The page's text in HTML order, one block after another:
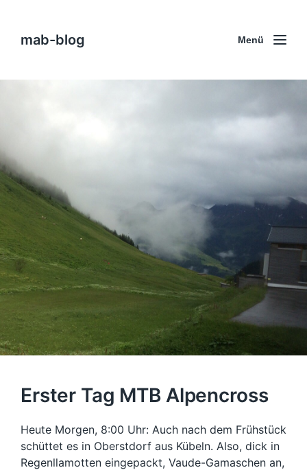
mab-blog Menü
Erster Tag MTB Alpencross
Heute Morgen, 8:00 Uhr: Auch nach dem Frühstück
schüttet es in Oberstdorf aus Kübeln. Also, dick in
Regenllamotten eingepackt, Vaude-Gamaschen an,